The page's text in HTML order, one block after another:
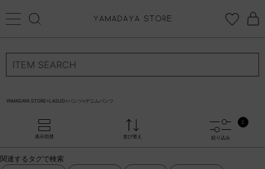
ログイン 新規会員登録
YAMADAYA STORE > LASUD >パンツ > デニムパンツ
表示切替 並び替え 絞り込み
2
関連するタグで検索
ログイン